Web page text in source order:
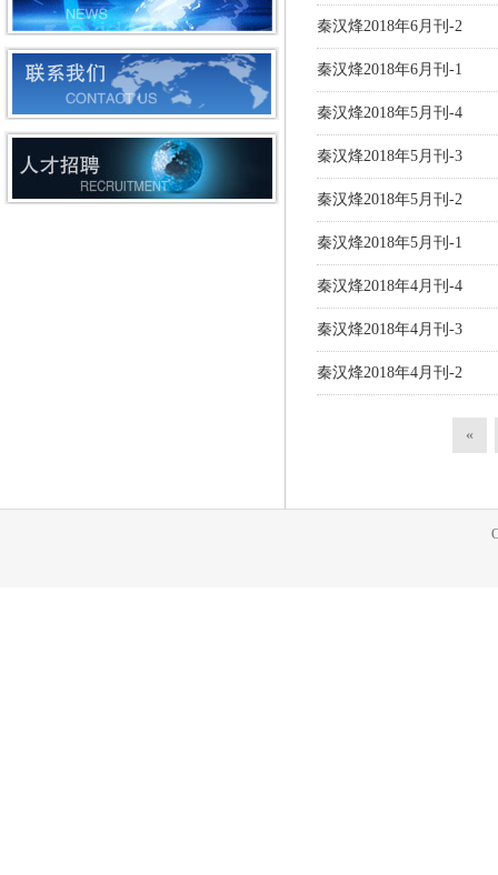
秦汉烽2018年6月刊-2
秦汉烽2018年6月刊-1
秦汉烽2018年5月刊-4
秦汉烽2018年5月刊-3
秦汉烽2018年5月刊-2
秦汉烽2018年5月刊-1
秦汉烽2018年4月刊-4
秦汉烽2018年4月刊-3
秦汉烽2018年4月刊-2
«